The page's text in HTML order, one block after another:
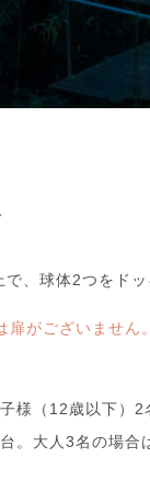
、球体2つをド
がございません
様（12歳以下）2
。大人3名の場